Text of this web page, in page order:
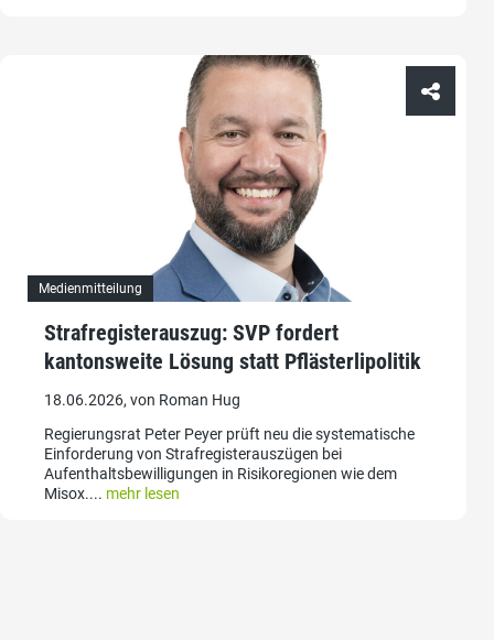
Medienmitteilung
Strafregisterauszug: SVP fordert
kantonsweite Lösung statt Pflästerlipolitik
18.06.2026, von Roman Hug
Regierungsrat Peter Peyer prüft neu die systematische
Einforderung von Strafregisterauszügen bei
Aufenthaltsbewilligungen in Risikoregionen wie dem
Misox.... mehr lesen